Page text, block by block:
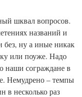
шквал вопросов.
названий и
без, ну а иные никак
или поуже. Надо
наши сограждане в
Немудрено – темпы
в несколько раз